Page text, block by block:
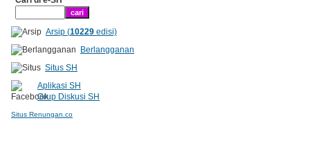
Arsip (10229edisi)
Berlangganan
Situs SH
Aplikasi SH
Grup Diskusi SH
Situs Renungan.co